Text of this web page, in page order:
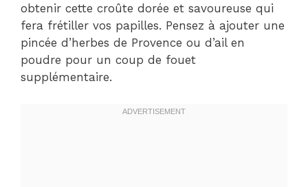
obtenir cette croûte dorée et savoureuse qui
fera frétiller vos papilles. Pensez à ajouter une
pincée d’herbes de Provence ou d’ail en
poudre pour un coup de fouet
supplémentaire.